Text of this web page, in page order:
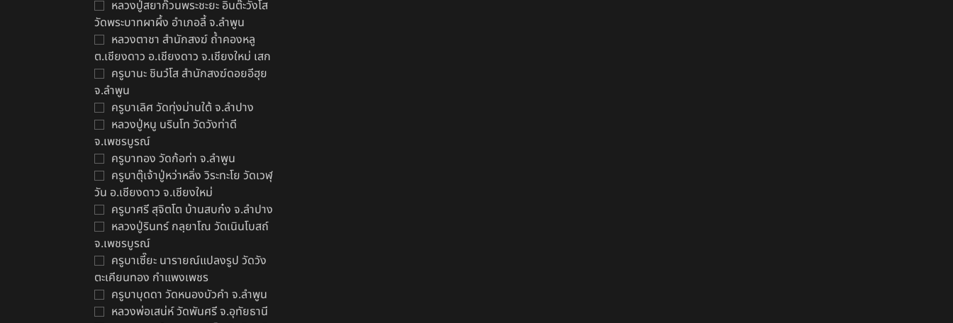
หลวงปู่สยาก๊วนพระชะยะ อินต๊ะวังโส
วัดพระบาทผาผึ้ง อำเภอลี้ จ.ลำพูน
หลวงตาชา สำนักสงฆ์ ถ้ำคองหลู
ต.เชียงดาว อ.เชียงดาว จ.เชียงใหม่ เสก
ครูบานะ ชินวํโส สำนักสงฆ์ดอยอีฮุย
จ.ลำพูน
ครูบาเลิศ วัดทุ่งม่านใต้ จ.ลำปาง
หลวงปู่หนู นรินโท วัดวังท่าดี
จ.เพชรบูรณ์
ครูบาทอง วัดก้อท่า จ.ลำพูน
ครูบาตุ๊เจ้าปู่หว่าหลิ่ง วิระทะโย วัดเวฬุ
วัน อ.เชียงดาว จ.เชียงใหม่
ครูบาศรี สุจิตโต บ้านสบก๋ง จ.ลำปาง
หลวงปู่รินทร์ กลฺยาโณ วัดเนินโบสถ์
จ.เพชรบูรณ์
ครูบาเซี๊ยะ นารายณ์แปลงรูป วัดวัง
ตะเคียนทอง กำแพงเพชร
ครูบาบุดดา วัดหนองบัวคํา จ.ลําพูน
หลวงพ่อเสน่ห์ วัดพันศรี จ.อุทัยธานี